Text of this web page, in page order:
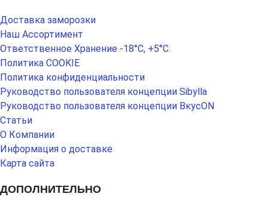
Доставка заморозки
Наш Ассортимент
Ответственное Хранение -18°С, +5°С.
Политика COOKIE
Политика конфиденциальности
Руководство пользователя концепции Sibylla
Руководство пользователя концепции ВкусON
Статьи
О Компании
Информация о доставке
Карта сайта
ДОПОЛНИТЕЛЬНО